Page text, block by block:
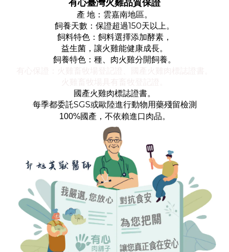
有心臺灣火雞品質保證
產 地：雲嘉南地區。
飼養天數：保證超過150天以上。
飼料特色：飼料選擇添加酵素，
益生菌，讓火雞能健康成長。
飼養特色：種、肉火雞分開飼養。
國產火雞肉標誌證書。
每季都委託SGS或歐陸進行動物用藥殘留檢測
100%國產，不依賴進口肉品。